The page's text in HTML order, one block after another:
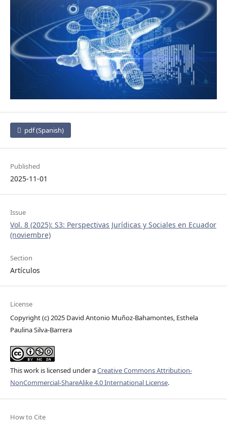
pdf (Spanish)
Published
2025-11-01
Issue
Vol. 8 (2025): S3: Perspectivas Jurídicas y Sociales en Ecuador
(noviembre)
Section
Artículos
License
Copyright (c) 2025 David Antonio Muñoz-Bahamontes, Esthela
Paulina Silva-Barrera
This work is licensed under aCreative Commons Attribution-
NonCommercial-ShareAlike 4.0 International License.
How to Cite